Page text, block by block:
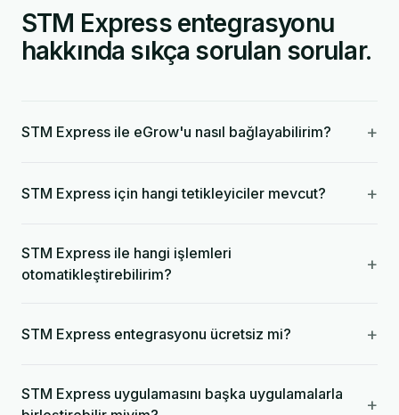
STM Express entegrasyonu
hakkında sıkça sorulan sorular.
STM Express ile eGrow'u nasıl bağlayabilirim? +
STM Express için hangi tetikleyiciler mevcut? +
STM Express ile hangi işlemleri
otomatikleştirebilirim?
+
STM Express entegrasyonu ücretsiz mi? +
STM Express uygulamasını başka uygulamalarla
+